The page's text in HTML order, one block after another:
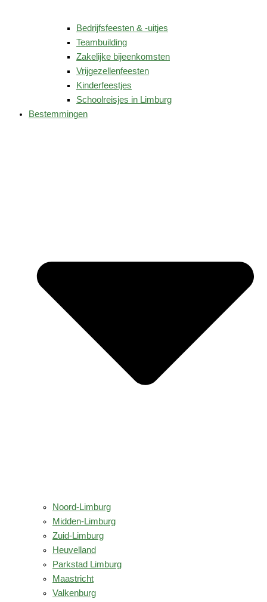
Bedrijfsfeesten & -uitjes
Teambuilding
Zakelijke bijeenkomsten
Vrijgezellenfeesten
Kinderfeestjes
Schoolreisjes in Limburg
Bestemmingen
Noord-Limburg
Midden-Limburg
Zuid-Limburg
Heuvelland
Parkstad Limburg
Maastricht
Valkenburg